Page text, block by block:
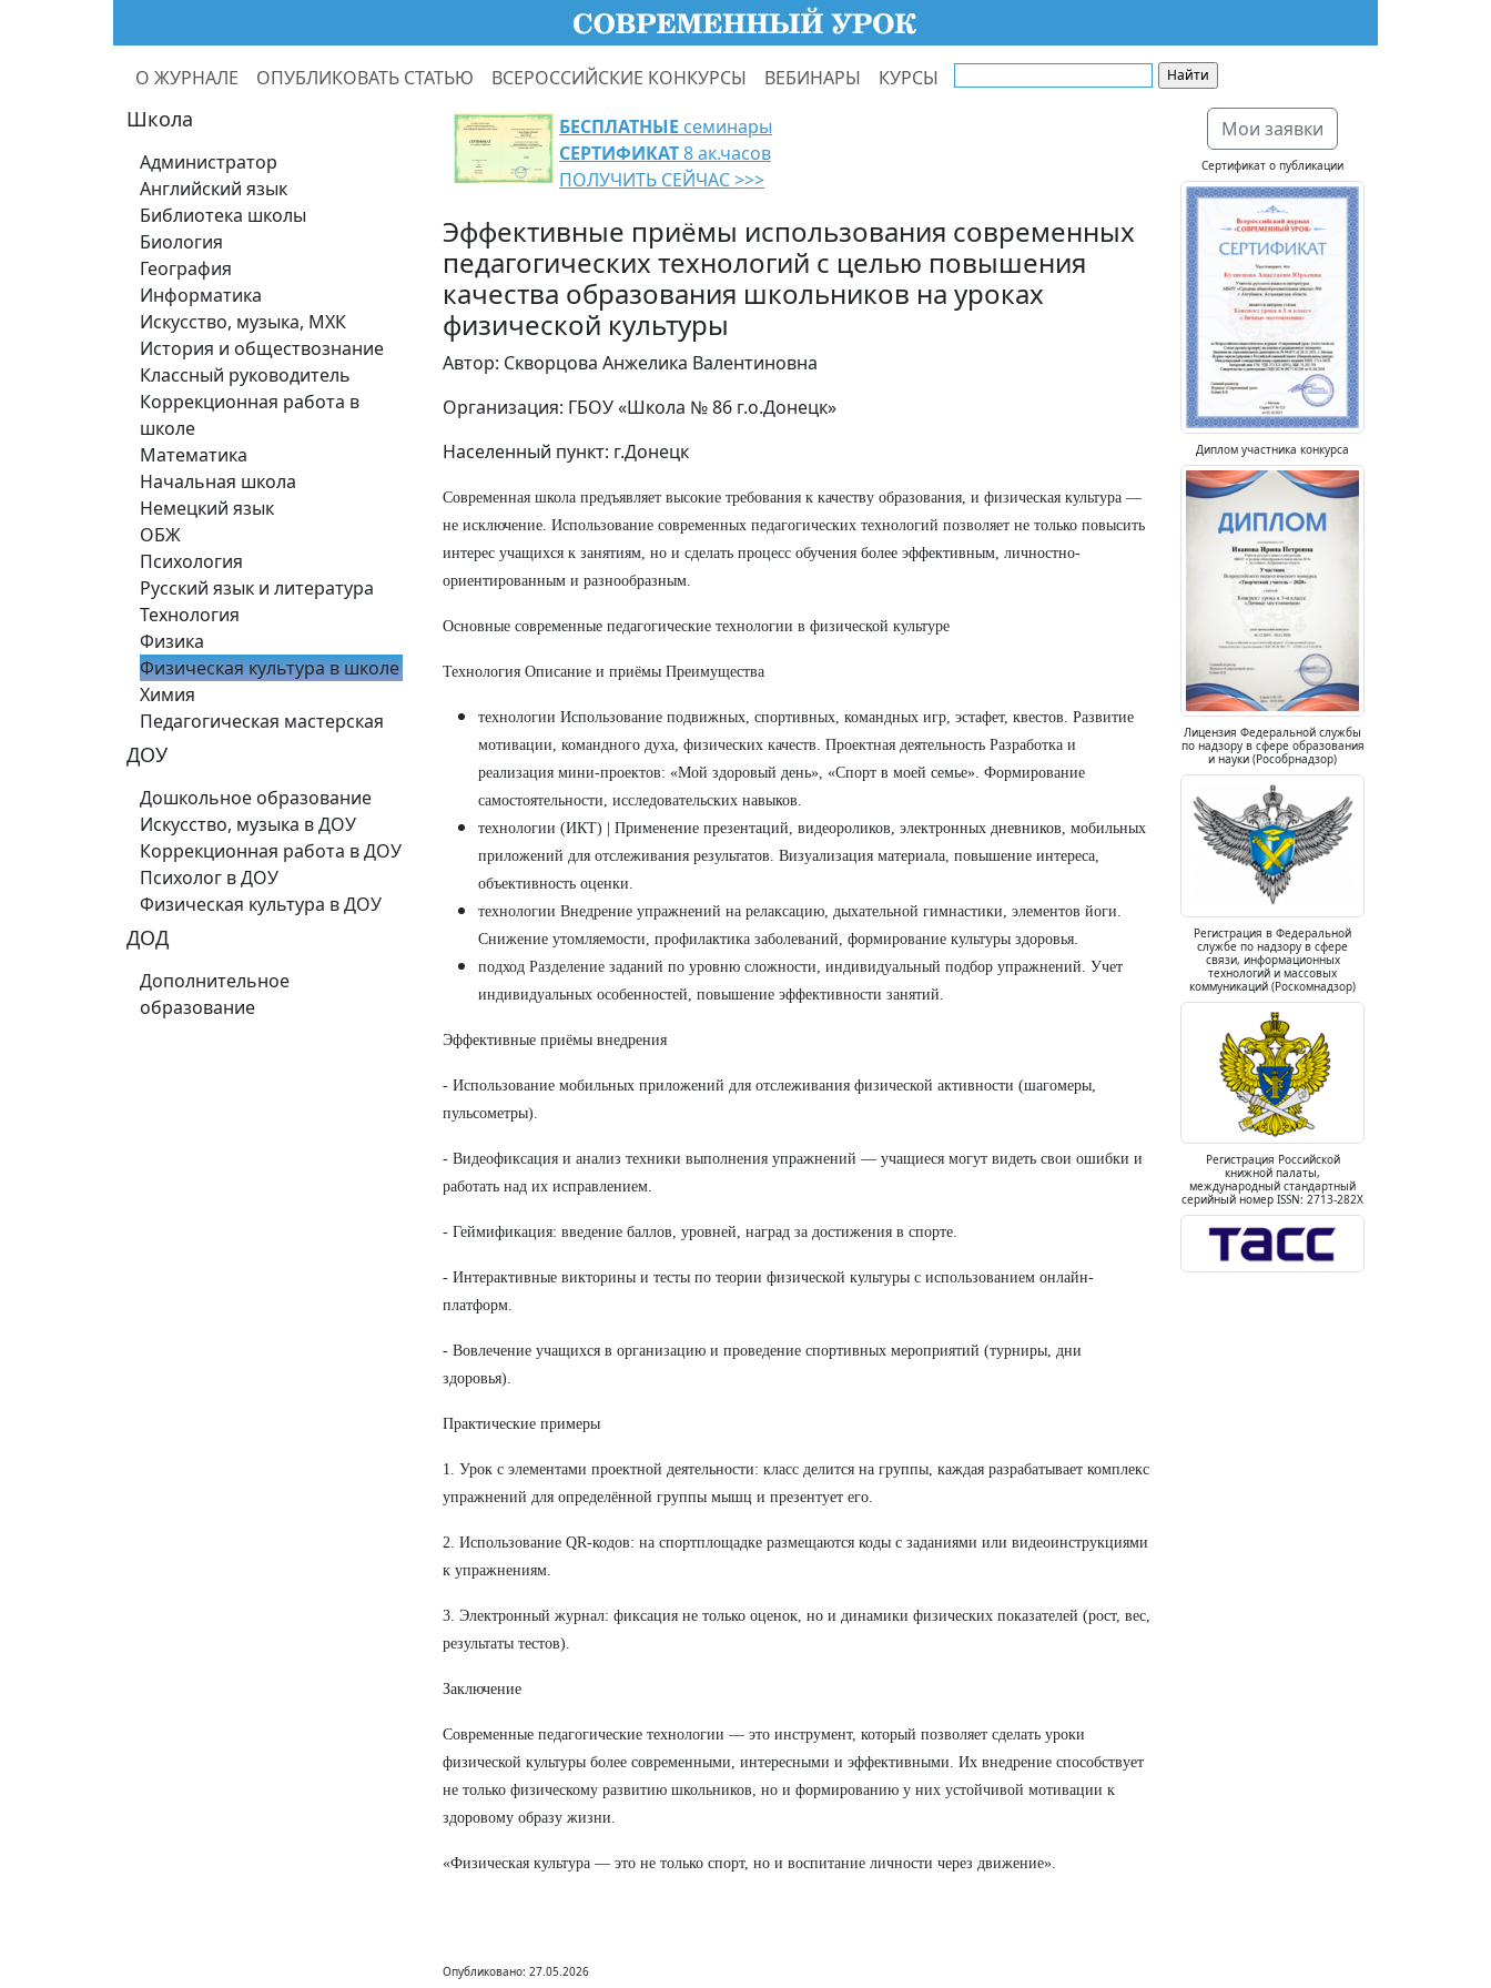
О ЖУРНАЛЕ ОПУБЛИКОВАТЬ СТАТЬЮ ВСЕРОССИЙСКИЕ КОНКУРСЫ ВЕБИНАРЫ КУРСЫ
Школа
Администратор
Английский язык
Библиотека школы
Биология
География
Информатика
Искусство, музыка, МХК
История и обществознание
Классный руководитель
Коррекционная работа в
школе
Математика
Начальная школа
Немецкий язык
ОБЖ
Психология
Русский язык и литература
Технология
Физика
Физическая культура в школе
Химия
Педагогическая мастерская
ДОУ
Дошкольное образование
Искусство, музыка в ДОУ
Коррекционная работа в ДОУ
Психолог в ДОУ
Физическая культура в ДОУ
ДОД
Дополнительное
образование
БЕСПЛАТНЫЕ семинары
СЕРТИФИКАТ8 ак.часов
ПОЛУЧИТЬ СЕЙЧАС >>>
Эффективные приёмы использования современных
педагогических технологий с целью повышения
качества образования школьников на уроках
физической культуры
Автор: Скворцова Анжелика Валентиновна
Организация: ГБОУ «Школа № 86 г.о.Донецк»
Населенный пункт: г.Донецк
Современная школа предъявляет высокие требования к качеству образования, и физическая культура —
не исключение. Использование современных педагогических технологий позволяет не только повысить
интерес учащихся к занятиям, но и сделать процесс обучения более эффективным, личностно-
ориентированным и разнообразным.
Основные современные педагогические технологии в физической культуре
Технология Описание и приёмы Преимущества
технологии Использование подвижных, спортивных, командных игр, эстафет, квестов. Развитие
мотивации, командного духа, физических качеств. Проектная деятельность Разработка и
реализация мини-проектов: «Мой здоровый день», «Спорт в моей семье». Формирование
самостоятельности, исследовательских навыков.
технологии (ИКТ) | Применение презентаций, видеороликов, электронных дневников, мобильных
приложений для отслеживания результатов. Визуализация материала, повышение интереса,
объективность оценки.
технологии Внедрение упражнений на релаксацию, дыхательной гимнастики, элементов йоги.
Снижение утомляемости, профилактика заболеваний, формирование культуры здоровья.
подход Разделение заданий по уровню сложности, индивидуальный подбор упражнений. Учет
индивидуальных особенностей, повышение эффективности занятий.
Эффективные приёмы внедрения
- Использование мобильных приложений для отслеживания физической активности (шагомеры,
пульсометры).
- Видеофиксация и анализ техники выполнения упражнений — учащиеся могут видеть свои ошибки и
работать над их исправлением.
- Геймификация: введение баллов, уровней, наград за достижения в спорте.
- Интерактивные викторины и тесты по теории физической культуры с использованием онлайн-
платформ.
- Вовлечение учащихся в организацию и проведение спортивных мероприятий (турниры, дни
здоровья).
Практические примеры
1. Урок с элементами проектной деятельности: класс делится на группы, каждая разрабатывает комплекс
упражнений для определённой группы мышц и презентует его.
2. Использование QR-кодов: на спортплощадке размещаются коды с заданиями или видеоинструкциями
к упражнениям.
3. Электронный журнал: фиксация не только оценок, но и динамики физических показателей (рост, вес,
результаты тестов).
Заключение
Современные педагогические технологии — это инструмент, который позволяет сделать уроки
физической культуры более современными, интересными и эффективными. Их внедрение способствует
не только физическому развитию школьников, но и формированию у них устойчивой мотивации к
здоровому образу жизни.
«Физическая культура — это не только спорт, но и воспитание личности через движение».
Опубликовано: 27.05.2026
Мои заявки
Сертификат о публикации
Диплом участника конкурса
Лицензия Федеральной службы
по надзору в сфере образования
и науки (Рособрнадзор)
Регистрация в Федеральной
службе по надзору в сфере
связи, информационных
технологий и массовых
коммуникаций (Роскомнадзор)
Регистрация Российской
книжной палаты,
международный стандартный
серийный номер ISSN: 2713-282X